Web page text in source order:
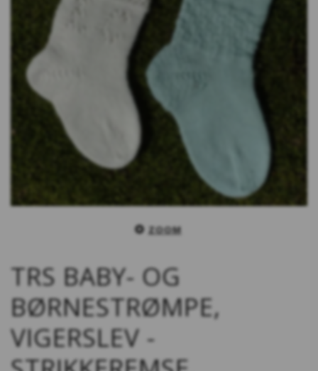
ZOOM
TRS BABY- OG
BØRNESTRØMPE,
VIGERSLEV -